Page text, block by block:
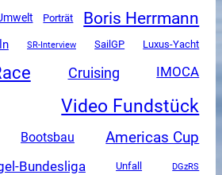
Porträt Boris Herrmann
SR-Interview SailGP Luxus-Yacht
Cruising IMOCA
Video Fundstück
Bootsbau Americas Cup
Bundesliga Unfall DGzRS